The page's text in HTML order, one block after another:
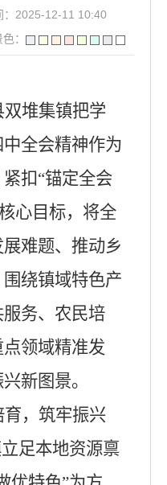
：2025-12-11 10:40
：
堆集镇把学
全会精神作为
扣“锚定全会
心目标，将全
难题、推动乡
绕镇域特色产
务、农民培
领域精准发
新图景。
，筑牢振兴
足本地资源禀